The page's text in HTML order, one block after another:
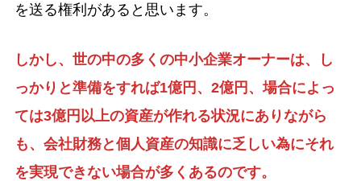
を送る権利があると思います。
しかし、世の中の多くの中小企業オーナーは、し
っかりと準備をすれば1億円、2億円、場合によっ
ては3億円以上の資産が作れる状況にありながら
も、会社財務と個人資産の知識に乏しい為にそれ
を実現できない場合が多くあるのです。